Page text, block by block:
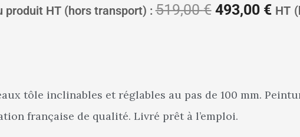
produit HT (hors transport) :519,00€ Le
initial
493,00 €Le
HT
tôle inclinables et réglables au pas de 100 mm.
française de qualité. Livré prêt à l’emploi.